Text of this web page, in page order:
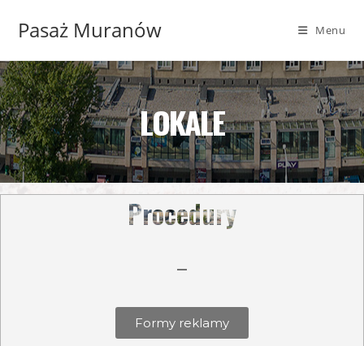
Pasaż Muranów Menu
LOKALE
Procedury
Formy reklamy